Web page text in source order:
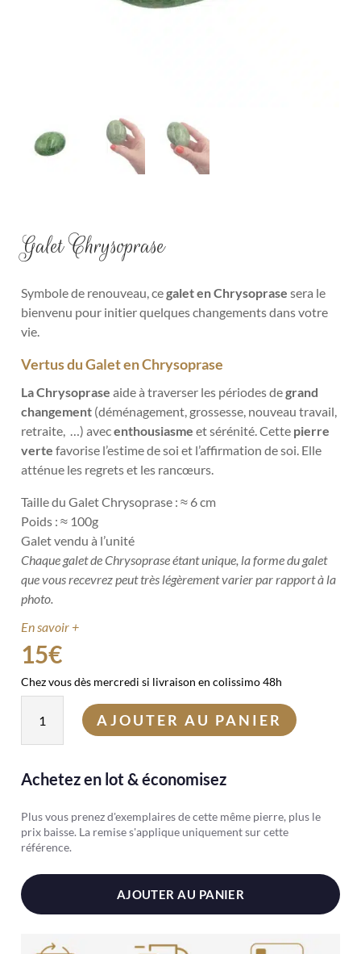
Galet Chrysoprase
Symbole de renouveau, cegalet en Chrysoprase sera le
bienvenu pour initier quelques changements dans votre
vie.
Vertus du Galet en Chrysoprase
La Chrysopraseaide à traverser les périodes degrand
changement (déménagement, grossesse, nouveau travail,
retraite, …) avecenthousiasmeet sérénité. Cette pierre
verte favorise l’estime de soi et l’affirmation de soi. Elle
atténue les regrets et les rancœurs.
Taille du Galet Chrysoprase : ≈ 6 cm
Poids : ≈ 100g
Galet vendu à l’unité
Chaque galet de Chrysoprase étant unique, la forme du galet
que vous recevrez peut très légèrement varier par rapport à la
photo.
En savoir +
15€
Chez vous dès mercredi si livraison en colissimo 48h
Galet
AJOUTER AU PANIER
Achetez en lot & économisez
Plus vous prenez d'exemplaires de cette même pierre, plus le
prix baisse. La remise s'applique uniquement sur cette
référence.
AJOUTER AU PANIER